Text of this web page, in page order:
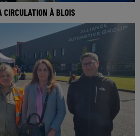
CIRCULATION À BLOIS